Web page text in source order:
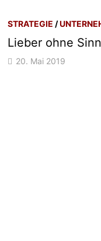
STRATEGIE /
Lieber ohne
20. Mai 2019